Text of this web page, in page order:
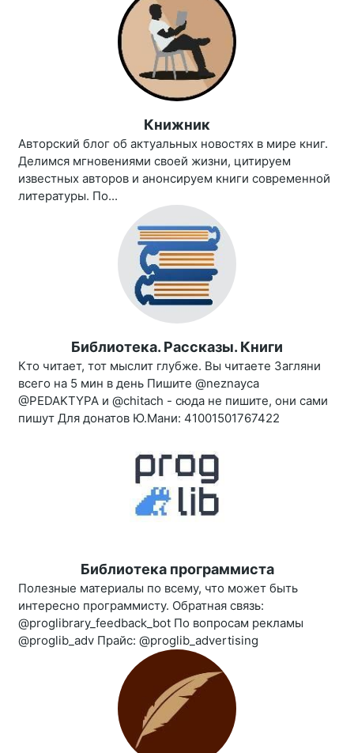
Книжник
Авторский блог об актуальных новостях в мире книг.
Делимся мгновениями своей жизни, цитируем
известных авторов и анонсируем книги современной
литературы. По...
Библиотека. Рассказы. Книги
Кто читает, тот мыслит глубже. Вы читаете Загляни
всего на 5 мин в день Пишите @neznayca
@PEDAKTYPA и @chitach - сюда не пишите, они сами
пишут Для донатов Ю.Мани: 41001501767422
Библиотека программиста
Полезные материалы по всему, что может быть
интересно программисту. Обратная связь:
@proglibrary_feedback_bot По вопросам рекламы
@proglib_adv Прайс: @proglib_advertising